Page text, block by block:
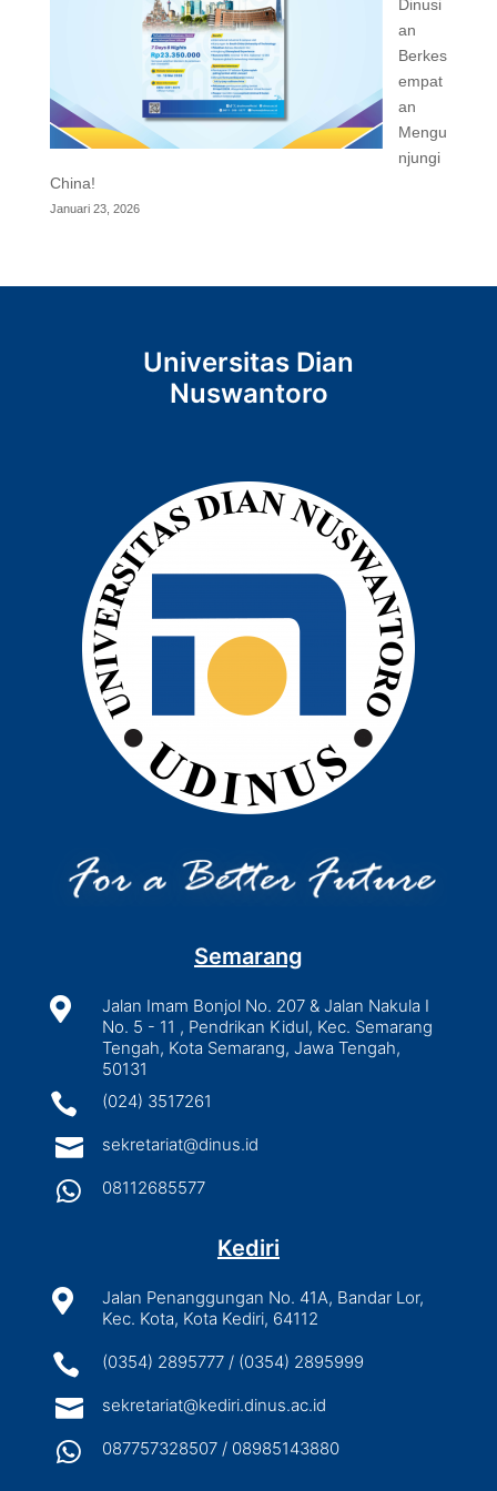
Dinusi
an
Berkes
empat
an
Mengu
njungi
China!
Januari 23, 2026
Universitas Dian
Nuswantoro
Semarang

Jalan Imam Bonjol No. 207 & Jalan Nakula I
No. 5 - 11 , Pendrikan Kidul, Kec. Semarang
Tengah, Kota Semarang, Jawa Tengah,
50131
 (024) 3517261
 sekretariat@dinus.id
 08112685577
Kediri

Jalan Penanggungan No. 41A, Bandar Lor,
Kec. Kota, Kota Kediri, 64112
 (0354) 2895777 / (0354) 2895999
 sekretariat@kediri.dinus.ac.id
 087757328507 / 08985143880